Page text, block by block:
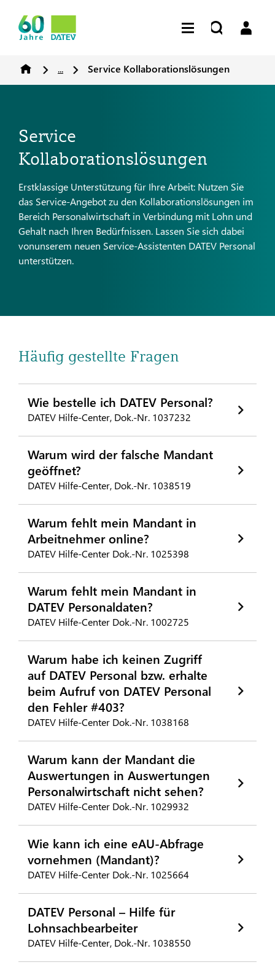
... Service Kollaborationslösungen
Service
Kollaborationslösungen
Erstklassige Unterstützung für Ihre Arbeit: Nutzen Sie
das Service-Angebot zu den Kollaborationslösungen im
Bereich Personalwirtschaft in Verbindung mit Lohn und
Gehalt nach Ihren Bedürfnissen. Lassen Sie sich dabei
vonunserem neuen Service-Assistenten DATEV Personal
unterstützen.
Häufig gestellte Fragen
Wie bestelle ich DATEV Personal?
DATEV Hilfe-Center, Dok.-Nr. 1037232
Warum wird der falsche Mandant
geöffnet?
DATEV Hilfe-Center, Dok.-Nr. 1038519
Warum fehlt mein Mandant in
Arbeitnehmer online?
DATEV Hilfe-Center Dok.-Nr. 1025398
Warum fehlt mein Mandant in
DATEV Personaldaten?
DATEV Hilfe-Center Dok.-Nr. 1002725
Warum habe ich keinen Zugriff
auf DATEV Personal bzw. erhalte
beim Aufruf von DATEV Personal
den Fehler #403?
DATEV Hilfe-Center Dok.-Nr. 1038168
Warum kann der Mandant die
Auswertungen in Auswertungen
Personalwirtschaft nicht sehen?
DATEV Hilfe-Center Dok.-Nr. 1029932
Wie kann ich eine eAU-Abfrage
vornehmen (Mandant)?
DATEV Hilfe-Center Dok.-Nr. 1025664
DATEV Personal – Hilfe für
Lohnsachbearbeiter
DATEV Hilfe-Center, Dok.-Nr. 1038550